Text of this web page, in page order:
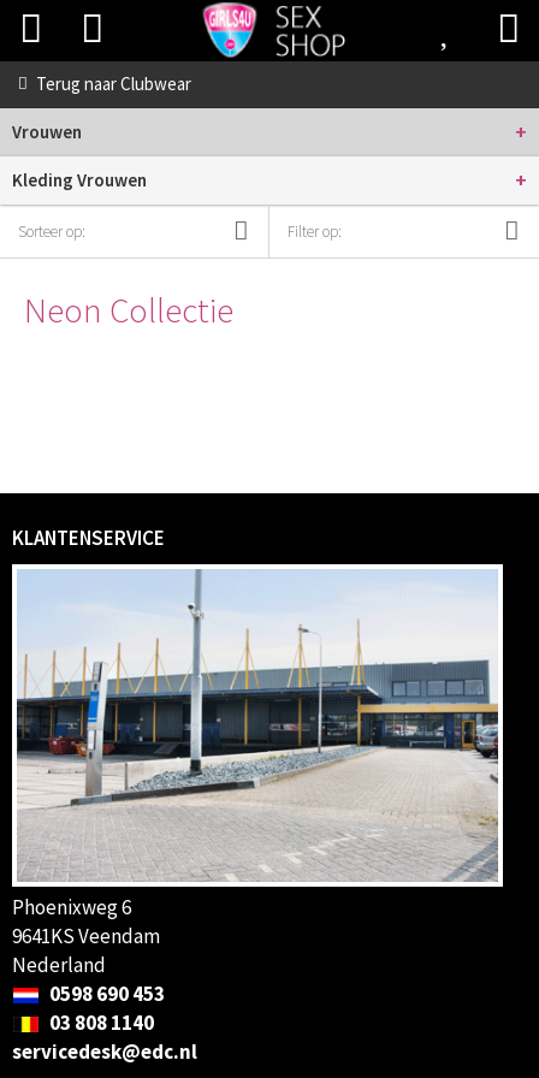
Terug naarClubwear
Vrouwen +
Kleding Vrouwen +
Sorteer op: Filter op:
Neon Collectie
KLANTENSERVICE
Phoenixweg 6
9641KS Veendam
Nederland
0598 690 453
03 808 1140
servicedesk@edc.nl